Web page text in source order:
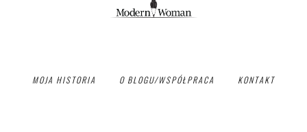
MOJA HISTORIA O BLOGU/WSPÓŁPRACA KONTAKT